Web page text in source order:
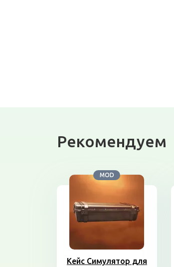
Рекомендуем
MOD
Кейс Симулятор для